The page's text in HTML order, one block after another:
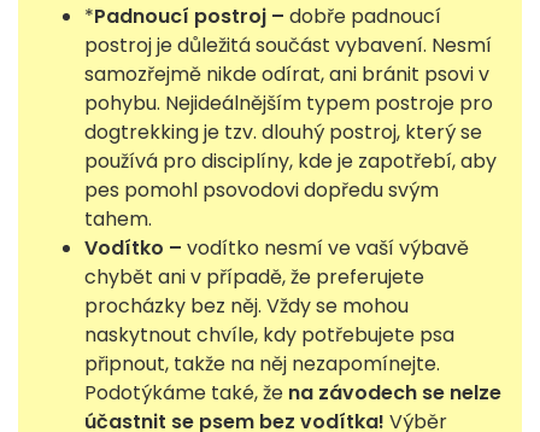
*Padnoucí postroj – dobře padnoucí
postroj je důležitá součást vybavení. Nesmí
samozřejmě nikde odírat, ani bránit psovi v
pohybu. Nejideálnějším typem postroje pro
dogtrekking je tzv. dlouhý postroj, který se
používá pro disciplíny, kde je zapotřebí, aby
pes pomohl psovodovi dopředu svým
tahem.
Vodítko – vodítko nesmí ve vaší výbavě
chybět ani v případě, že preferujete
procházky bez něj. Vždy se mohou
naskytnout chvíle, kdy potřebujete psa
připnout, takže na něj nezapomínejte.
Podotýkáme také, že na závodech se nelze
účastnit se psem bez vodítka! Výběr